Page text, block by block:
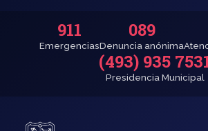
911
Emergencias
089
Denuncia anónima
(493) 935
Presidencia Municipal